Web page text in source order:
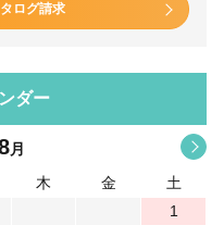
ログ請求
ダー
月
木 金
土
1